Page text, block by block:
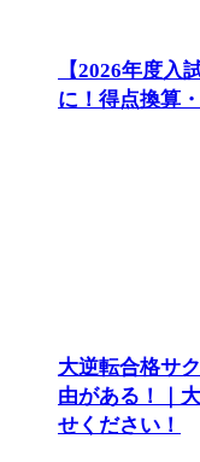
【2026年度入
に！得点換算
大逆転合格サ
由がある！｜
せください！